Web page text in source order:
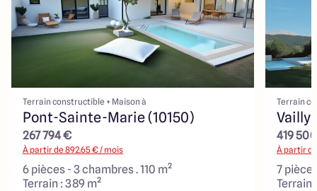
Terrain constructible + Maison à
Pont-Sainte-Marie (10150)
267 794 €
À partir de892.65€ / mois
6 pièces - 3 chambres . 110 m²
Terrain : 389 m²
Terrain
Vailly
419
À partir
7
Terrain